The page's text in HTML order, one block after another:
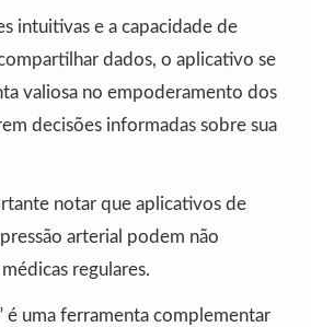
intuitivas e a capacidade de
dados, o aplicativo se
valiosa no empoderamento dos
decisões informadas sobre sua
notar que aplicativos de
arterial podem não
regulares.
é uma ferramenta complementar